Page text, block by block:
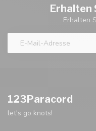
Erhalten
Erhalten
123Paracord
let's go knots!